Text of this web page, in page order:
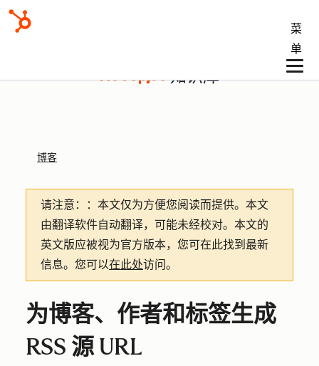
菜
单
知识库
博客
请注意： ：本文仅为方便您阅读而提供。 本文
由翻译软件自动翻译，可能未经校对。本文的
英文版应被视为官方版本，您可在此找到最新
信息。您可以在此处访问。
为博客、作者和标签生成
RSS 源 URL